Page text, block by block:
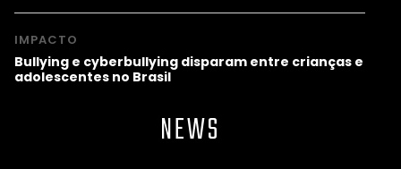
IMPACTO
Bullying e cyberbullying disparam entre crianças e
adolescentes no Brasil
NEWS